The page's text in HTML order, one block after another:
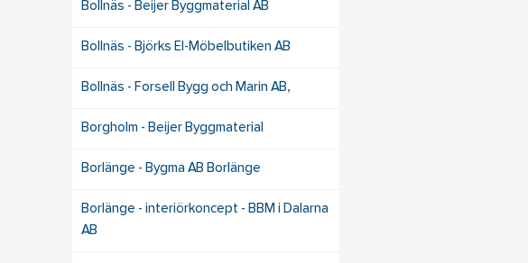
Bollnäs - Beijer Byggmaterial AB
Bollnäs - Björks El-Möbelbutiken AB
Bollnäs - Forsell Bygg och Marin AB,
Borgholm - Beijer Byggmaterial
Borlänge - Bygma AB Borlänge
Borlänge - interiörkoncept - BBM i Dalarna
AB